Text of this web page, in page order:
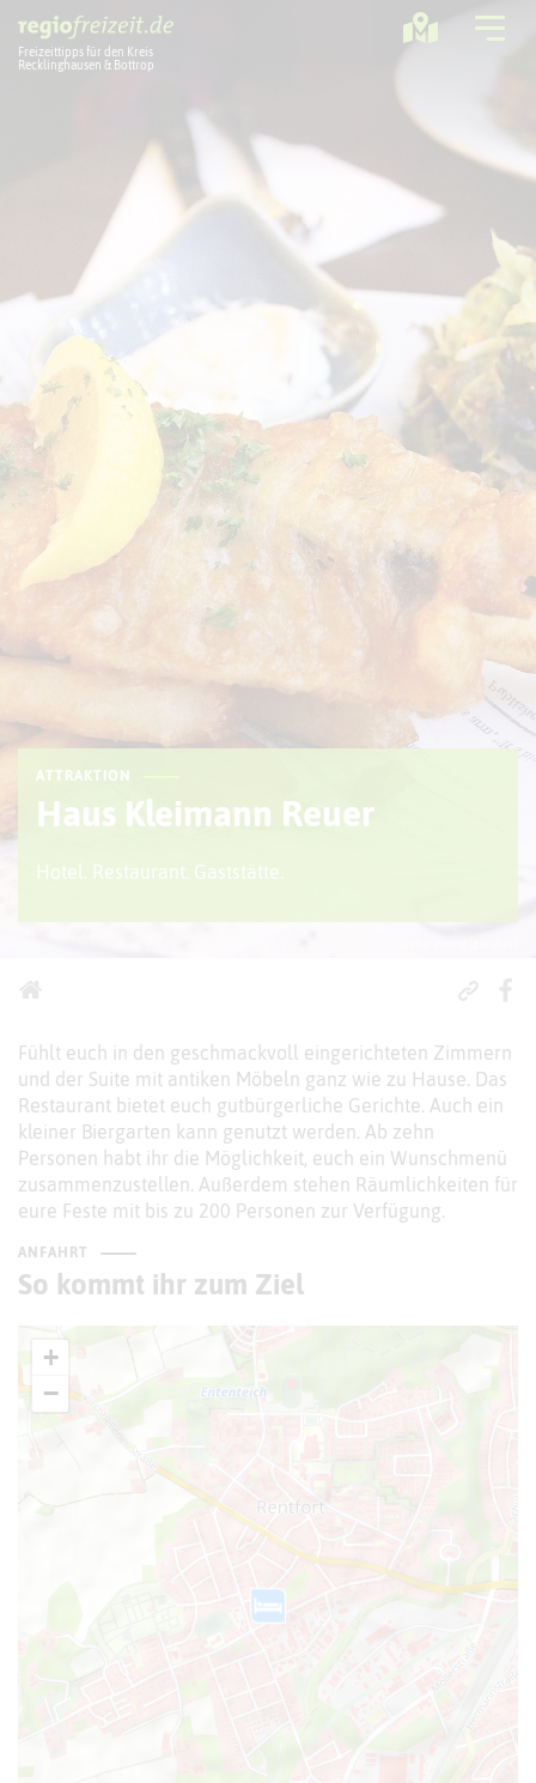
Freizeittipps für den Kreis
Recklinghausen & Bottrop
Ausflugstipps
Sport + Bewegung
Aktuelles
Freizeitregion
ATTRAKTION
Haus Kleimann Reuer
Hotel. Restaurant. Gaststätte.
Fühlt euch in den geschmackvoll eingerichteten Zimmern
und der Suite mit antiken Möbeln ganz wie zu Hause. Das
Restaurant bietet euch gutbürgerliche Gerichte. Auch ein
kleiner Biergarten kann genutzt werden. Ab zehn
Personen habt ihr die Möglichkeit, euch ein Wunschmenü
zusammenzustellen. Außerdem stehen Räumlichkeiten für
eure Feste mit bis zu 200 Personen zur Verfügung.
ANFAHRT
So kommt ihr zum Ziel
+
−